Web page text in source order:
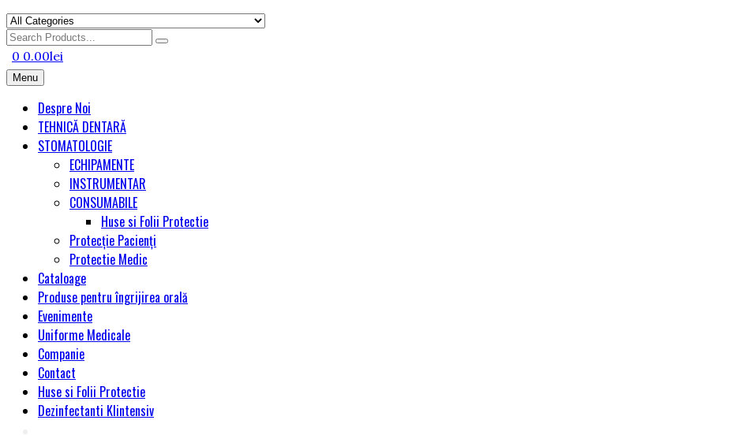
Search
for
0 0.00lei
Menu
Despre Noi
TEHNICĂ DENTARĂ
STOMATOLOGIE
ECHIPAMENTE
INSTRUMENTAR
CONSUMABILE
Huse si Folii Protectie
Protecție Pacienți
Protectie Medic
Cataloage
Produse pentru îngrijirea orală
Evenimente
Uniforme Medicale
Companie
Contact
Huse si Folii Protectie
Dezinfectanti Klintensiv